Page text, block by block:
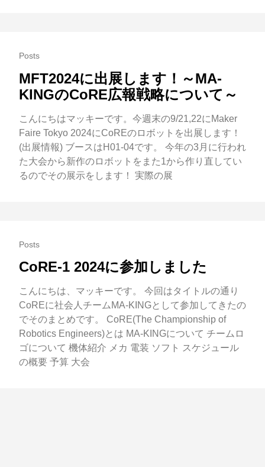
Posts
MFT2024に出展します！～MA-
KINGのCoRE広報戦略について～
こんにちはマッキーです。今週末の9/21,22にMaker
Faire Tokyo 2024にCoREのロボットを出展します！
(出展情報) ブースはH01-04です。 今年の3月に行われ
た大会から新作のロボットをまた1から作り直してい
るのでその展示をします！ 実際の展
Posts
CoRE-1 2024に参加しました
こんにちは、マッキーです。 今回はタイトルの通り
CoREに社会人チームMA-KINGとして参加してきたの
でそのまとめです。 CoRE(The Championship of
Robotics Engineers)とは MA-KINGについて チームロ
ゴについて 機体紹介 メカ 電装 ソフト スケジュール
の概要 予算 大会